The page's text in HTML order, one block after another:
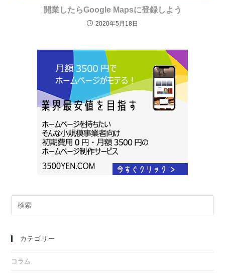
開業したらGoogle Mapsに登録しよう
2020年5月18日
カテゴリー
コラム